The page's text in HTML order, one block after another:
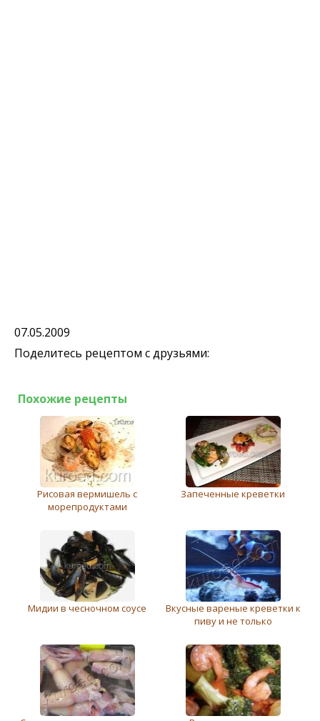
07.05.2009
Поделитесь рецептом с друзьями:
Похожие рецепты
Рисовая вермишель с
морепродуктами
Запеченные креветки
Мидии в чесночном соусе
Вкусные вареные креветки к
пиву и не только